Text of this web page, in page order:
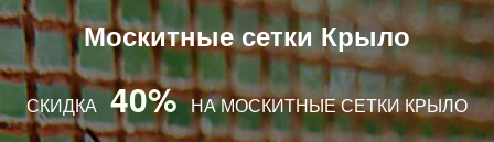
Москитные сетки Крыло
СКИДКА 40%НА МОСКИТНЫЕ СЕТКИ КРЫЛО